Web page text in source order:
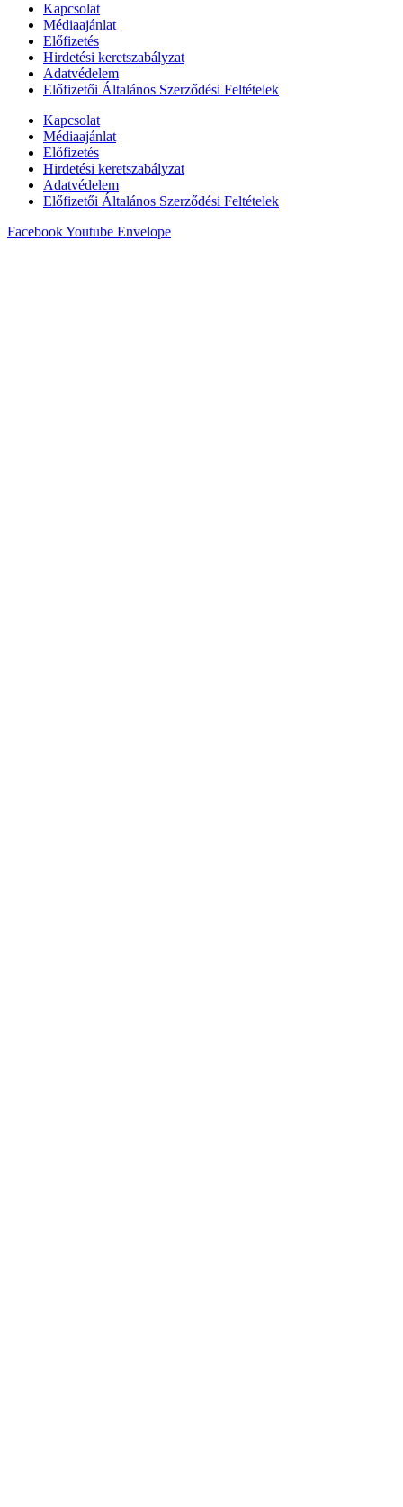
Kapcsolat
Médiaajánlat
Előfizetés
Hirdetési keretszabályzat
Adatvédelem
Előfizetői Általános Szerződési Feltételek
Kapcsolat
Médiaajánlat
Előfizetés
Hirdetési keretszabályzat
Adatvédelem
Előfizetői Általános Szerződési Feltételek
FacebookYoutube Envelope